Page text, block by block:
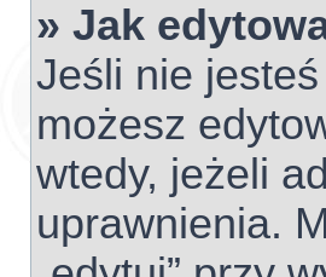
» Jak
Jeśli nie
możesz
wtedy, jeżeli
uprawnienia.